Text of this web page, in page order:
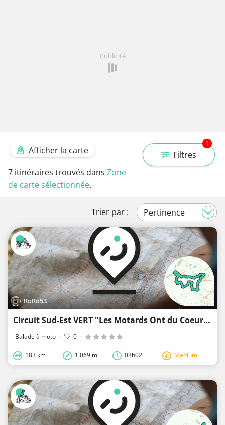
Publicité
Filtres
1
Afficher la carte
7 itinéraires trouvés dans Zone
de carte sélectionnée.
Trier par :
RoRo53
Circuit Sud-Est VERT "Les Motards Ont du Coeur 53" Dimanche 12 Mai 2013
Balade à moto · 0 ·
183 km 1 069 m 03h02 Medium